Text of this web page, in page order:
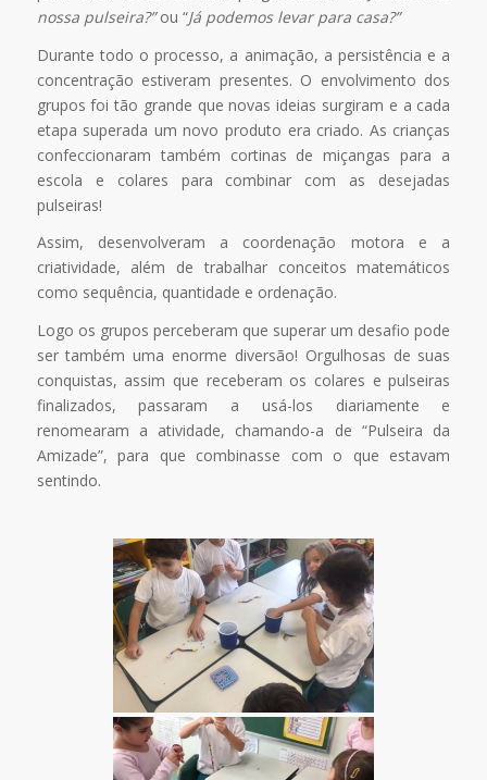
nossa pulseira?”ou “Já podemos levar para casa?”
Durante todo o processo, a animação, a persistência e a
concentração estiveram presentes. O envolvimento dos
grupos foi tão grande que novas ideias surgiram e a cada
etapa superada um novo produto era criado. As crianças
confeccionaram também cortinas de miçangas para a
escola e colares para combinar com as desejadas
pulseiras!
Assim, desenvolveram a coordenação motora e a
criatividade, além de trabalhar conceitos matemáticos
como sequência, quantidade e ordenação.
Logo os grupos perceberam que superar um desafio pode
ser também uma enorme diversão! Orgulhosas de suas
conquistas, assim que receberam os colares e pulseiras
finalizados, passaram a usá-los diariamente e
renomearam a atividade, chamando-a de “Pulseira da
Amizade”, para que combinasse com o que estavam
sentindo.